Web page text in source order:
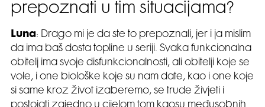
prepoznati u tim situacijama?
Luna: Drago mi je da ste to prepoznali, jer i ja mislim
da ima baš dosta topline u seriji. Svaka funkcionalna
obitelj ima svoje disfunkcionalnosti, ali obitelji koje se
vole, i one biološke koje su nam date, kao i one koje
si same kroz život izaberemo, se trude živjeti i
postojati zajedno u cijelom tom kaosu međusobnih